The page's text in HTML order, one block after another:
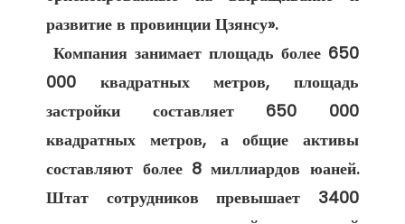
развитие в провинции Цзянсу».
Компания занимает площадь более 650
000 квадратных метров, площадь
застройки составляет 650 000
квадратных метров, а общие активы
составляют более 8 миллиардов юаней.
Штат сотрудников превышает 3400